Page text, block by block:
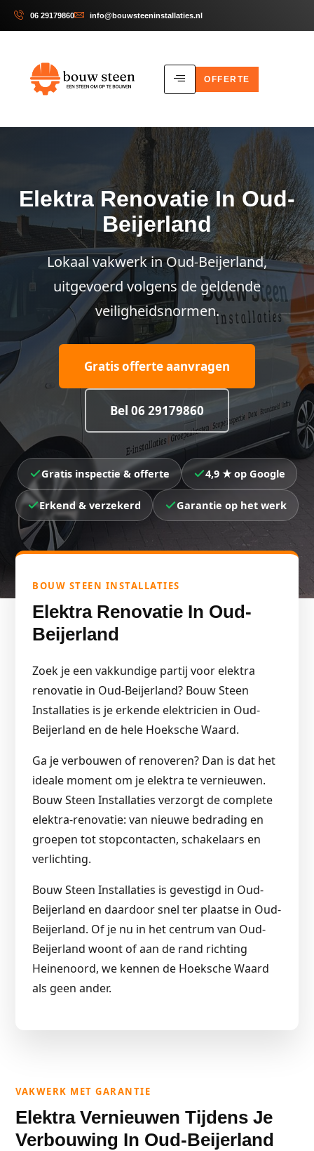
06 29179860 info@bouwsteeninstallaties.nl
OFFERTE
Elektra Renovatie In Oud-
Beijerland
Lokaal vakwerk in Oud-Beijerland,
uitgevoerd volgens de geldende
veiligheidsnormen.
Gratis offerte aanvragen
Bel 06 29179860
Gratis inspectie & offerte 4,9 ★ op Google
Erkend & verzekerd Garantie op het werk
BOUW STEEN INSTALLATIES
Elektra Renovatie In Oud-
Beijerland
Zoek je een vakkundige partij voor elektra
renovatie in Oud-Beijerland? Bouw Steen
Installaties is je erkende elektricien in Oud-
Beijerland en de hele Hoeksche Waard.
Ga je verbouwen of renoveren? Dan is dat het
ideale moment om je elektra te vernieuwen.
Bouw Steen Installaties verzorgt de complete
elektra-renovatie: van nieuwe bedrading en
groepen tot stopcontacten, schakelaars en
verlichting.
Bouw Steen Installaties is gevestigd in Oud-
Beijerland en daardoor snel ter plaatse in Oud-
Beijerland. Of je nu in het centrum van Oud-
Beijerland woont of aan de rand richting
Heinenoord, we kennen de Hoeksche Waard
als geen ander.
VAKWERK MET GARANTIE
Elektra Vernieuwen Tijdens Je
Verbouwing In Oud-Beijerland